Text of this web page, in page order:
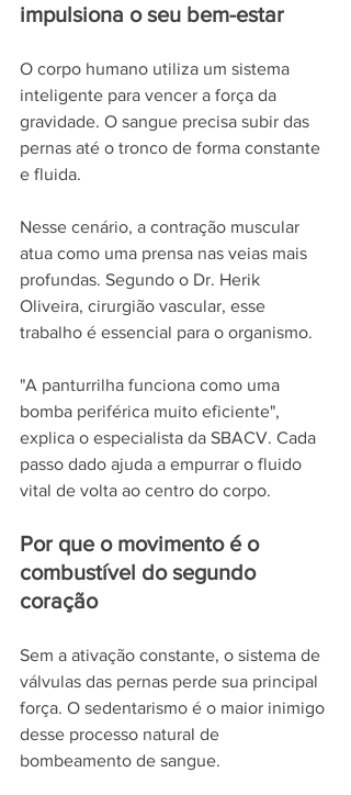
impulsiona o seu bem-estar
O corpo humano utiliza um sistema
inteligente para vencer a força da
gravidade. O sangue precisa subir das
pernas até o tronco de forma constante
e fluida.
Nesse cenário, a contração muscular
atua como uma prensa nas veias mais
profundas. Segundo o Dr. Herik
Oliveira, cirurgião vascular, esse
trabalho é essencial para o organismo.
"A panturrilha funciona como uma
bomba periférica muito eficiente",
explica o especialista da SBACV. Cada
passo dado ajuda a empurrar o fluido
vital de volta ao centro do corpo.
Por que o movimento é o
combustível do segundo
coração
Sem a ativação constante, o sistema de
válvulas das pernas perde sua principal
força. O sedentarismo é o maior inimigo
desse processo natural de
bombeamento de sangue.